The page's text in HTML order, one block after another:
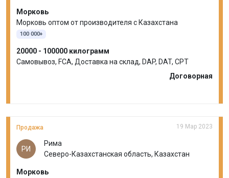
Морковь
Морковь оптом от производителя с Казахстана
100 000+
20000 - 100000 килограмм
Самовывоз, FCA, Доставка на склад, DAP, DAT, CPT
Договорная
Продажа 19 Мар 2023
РИ
Рима
Северо-Казахстанская область, Казахстан
Морковь